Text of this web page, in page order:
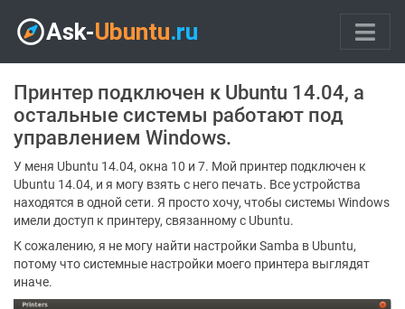
Принтер подключен к Ubuntu 14.04, а
остальные системы работают под
управлением Windows.
У меня Ubuntu 14.04, окна 10 и 7. Мой принтер подключен к
Ubuntu 14.04, и я могу взять с него печать. Все устройства
находятся в одной сети. Я просто хочу, чтобы системы Windows
имели доступ к принтеру, связанному с Ubuntu.
К сожалению, я не могу найти настройки Samba в Ubuntu,
потому что системные настройки моего принтера выглядят
иначе.